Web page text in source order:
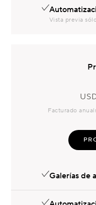
Vista previa
Facturado
Galerías de